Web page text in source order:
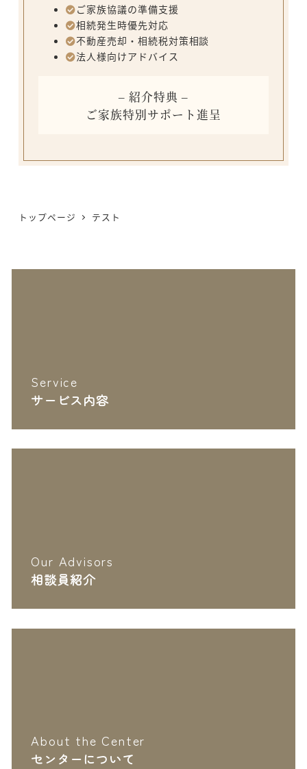
ご家族協議の準備支援
相続発生時優先対応
不動産売却・相続税対策相談
法人様向けアドバイス
– 紹介特典 –
ご家族特別サポート進呈
トップページ テスト
Service
サービス内容
Our Advisors
相談員紹介
About the Center
センターについて